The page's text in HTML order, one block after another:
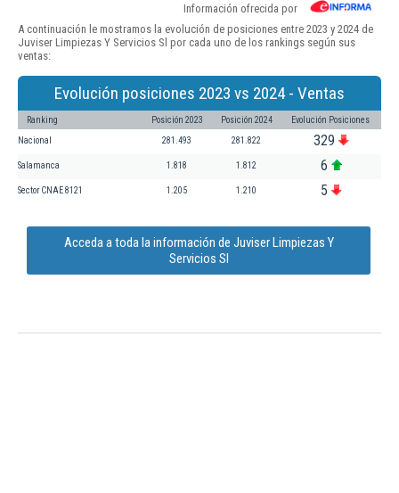
Información ofrecida por
A continuación le mostramos la evolución de posiciones entre 2023 y 2024 de
Juviser Limpiezas Y Servicios Sl por cada uno de los rankings según sus
ventas:
Evolución posiciones 2023 vs 2024 - Ventas
Ranking Posición 2023 Posición 2024 Evolución Posiciones
Nacional 281.493 281.822 329
Salamanca 1.818 1.812 6
Sector CNAE 8121 1.205 1.210 5
Acceda a toda la información de Juviser Limpiezas Y
Servicios Sl